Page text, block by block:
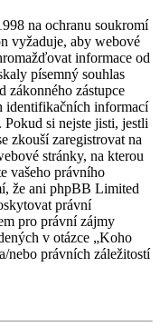
na ochranu soukromí
vyžaduje, aby webové
informace od
písemný souhlas
zákonného zástupce
identifikačních informací
si nejste jisti, jestli
zkouší zaregistrovat na
stránky, na kterou
vašeho právního
že ani phpBB Limited
právní
pro právní zájmy
v otázce „Koho
nebo právních záležitostí